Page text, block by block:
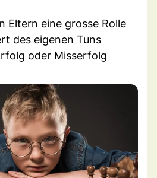
Eltern eine grosse Rolle
des eigenen Tuns
oder Misserfolg